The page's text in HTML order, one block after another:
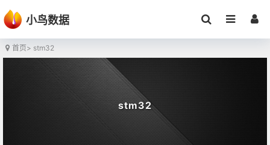
小鸟数据
首页> stm32
stm32